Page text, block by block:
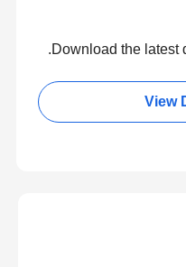
Download the